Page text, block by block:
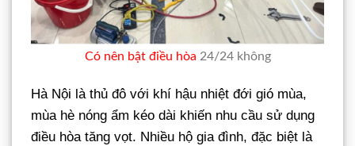
Có nên bật điều hòa 24/24 không
Hà Nội là thủ đô với khí hậu nhiệt đới gió mùa,
mùa hè nóng ẩm kéo dài khiến nhu cầu sử dụng
điều hòa tăng vọt. Nhiều hộ gia đình, đặc biệt là